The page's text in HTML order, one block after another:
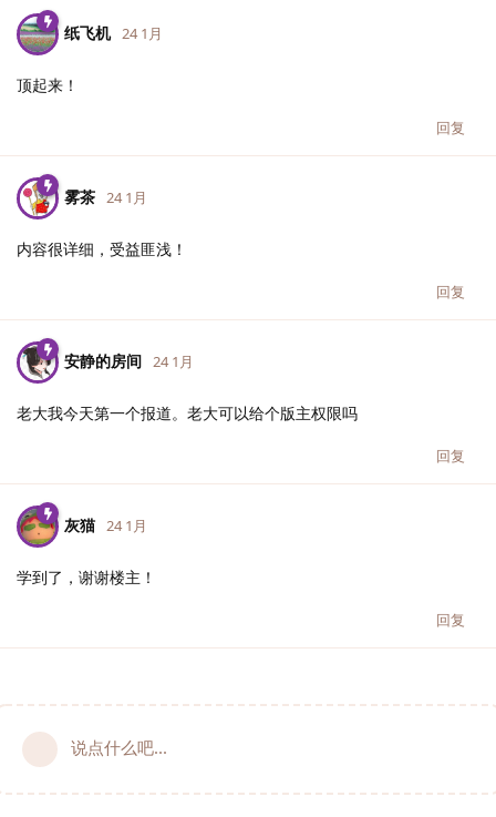
纸飞机 24 1月
顶起来！
回复
雾茶 24 1月
内容很详细，受益匪浅！
回复
安静的房间 24 1月
老大我今天第一个报道。老大可以给个版主权限吗
回复
灰猫 24 1月
学到了，谢谢楼主！
回复
说点什么吧...